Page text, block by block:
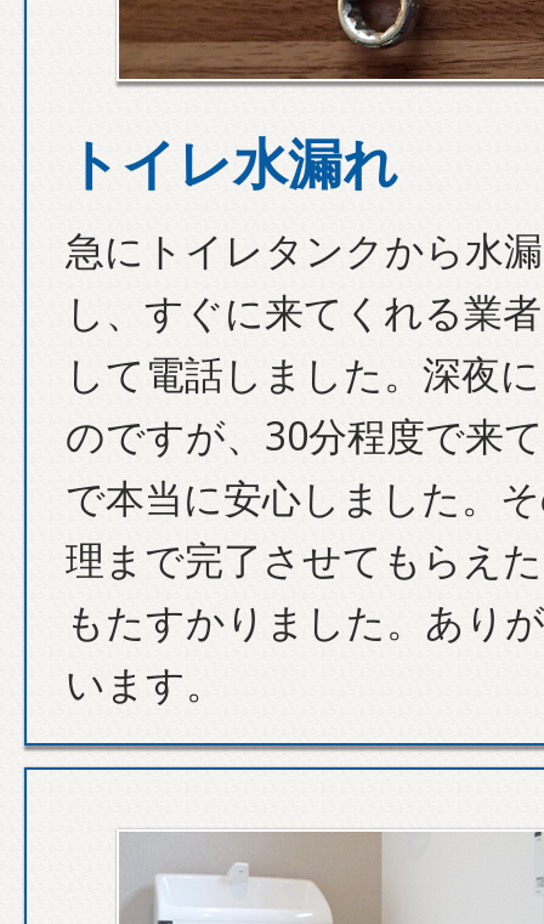
トイレ水漏れ
急にトイレタンクから水
し、すぐに来てくれる業
して電話しました。深夜
のですが、30分程度で来
で本当に安心しました。
理まで完了させてもらえ
もたすかりました。あり
います。